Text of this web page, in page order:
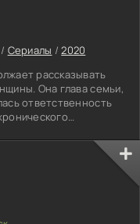
/ Сериалы /2020
рассказывать
Она глава семьи,
ответственность
и смешной.
они все рядом.
от своей
родить. У сына